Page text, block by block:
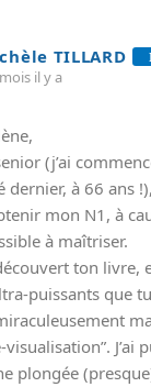
TILLARD
il y a
(j’ai
dernier, à 66 ans
mon N1, à
à maîtriser.
ton livre,
puissants que
J’ai
plongée